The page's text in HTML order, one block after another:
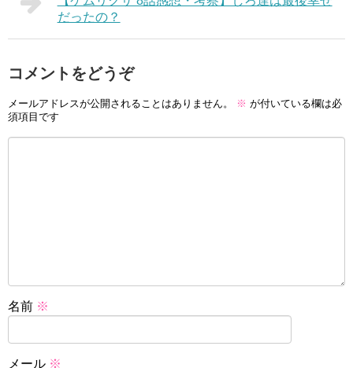
だったの？
コメントをどうぞ
メールアドレスが公開されることはありません。 ※ が付いている欄は必
須項目です
名前 ※
メール ※